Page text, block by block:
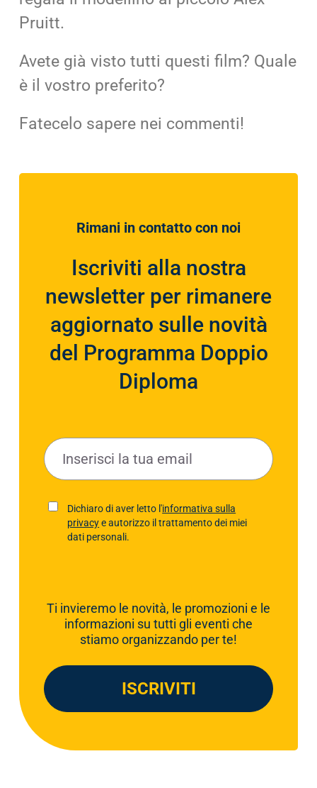
Pruitt.
Avete già visto tutti questi film? Quale
è il vostro preferito?
Fatecelo sapere nei commenti!
Rimani in contatto con noi
Iscriviti alla nostra
newsletter per rimanere
aggiornato sulle novità
del Programma Doppio
Diploma
E
m
a
P
y
i
c
Dichiaro di aver letto l'informativa sulla
privacye autorizzo il trattamento dei miei
dati personali.
Ti invieremo le novità, le promozioni e le
informazioni su tutti gli eventi che
stiamo organizzando per te!
ISCRIVITI